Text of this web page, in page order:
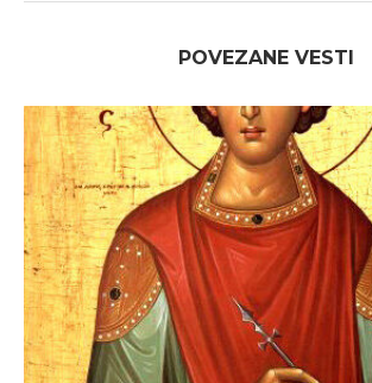
POVEZANE VESTI